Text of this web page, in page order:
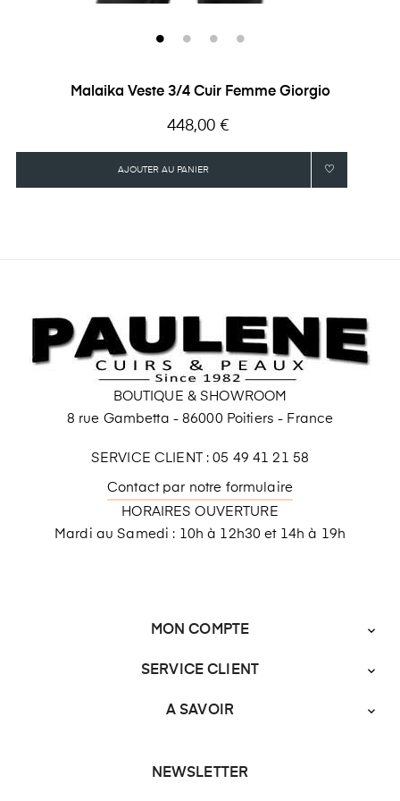
Malaika Veste 3/4 Cuir Femme Giorgio
Prix
448,00 €
AJOUTER AU PANIER
BOUTIQUE & SHOWROOM
8 rue Gambetta - 86000 Poitiers - France
SERVICE CLIENT : 05 49 41 21 58
Contact par notre formulaire
HORAIRES OUVERTURE
Mardi au Samedi : 10h à 12h30 et 14h à 19h
MON COMPTE 
SERVICE CLIENT 
A SAVOIR 
NEWSLETTER